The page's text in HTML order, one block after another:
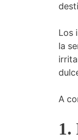
Los
la
A
1.